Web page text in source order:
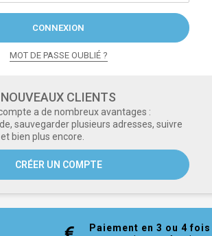
CONNEXION
MOT DE PASSE OUBLIÉ ?
NOUVEAUX CLIENTS
compte a de nombreux avantages :
sauvegarder plusieurs adresses, suivre
bien plus encore.
CRÉER UN COMPTE
Paiement en 3 ou 4 fois